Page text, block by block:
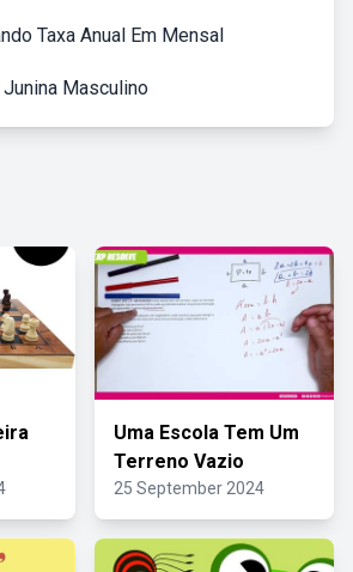
Taxa Anual Em Mensal
Masculino
Uma Escola Tem Um
Terreno Vazio
25 September 2024